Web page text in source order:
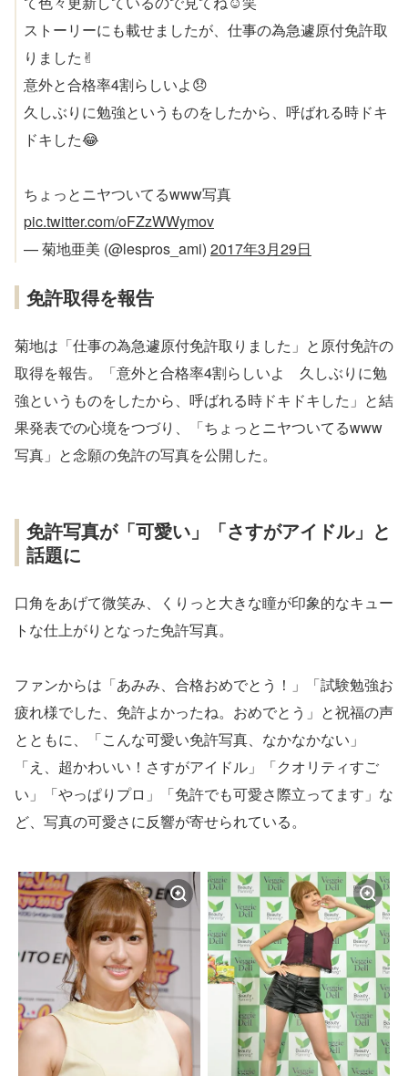
ストーリーにも載せましたが、仕事の為急遽原付免許取
りました✌︎
意外と合格率4割らしいよ😞
久しぶりに勉強というものをしたから、呼ばれる時ドキ
ドキした😂
ちょっとニヤついてるwww写真
pic.twitter.com/oFZzWWymov
— 菊地亜美 (@lespros_ami) 2017年3月29日
免許取得を報告
菊地は「仕事の為急遽原付免許取りました」と原付免許の
取得を報告。「意外と合格率4割らしいよ 久しぶりに勉
強というものをしたから、呼ばれる時ドキドキした」と結
果発表での心境をつづり、「ちょっとニヤついてるwww
写真」と念願の免許の写真を公開した。
免許写真が「可愛い」「さすがアイドル」と
話題に
口角をあげて微笑み、くりっと大きな瞳が印象的なキュー
トな仕上がりとなった免許写真。
ファンからは「あみみ、合格おめでとう！」「試験勉強お
疲れ様でした、免許よかったね。おめでとう」と祝福の声
とともに、「こんな可愛い免許写真、なかなかない」
「え、超かわいい！さすがアイドル」「クオリティすご
い」「やっぱりプロ」「免許でも可愛さ際立ってます」な
ど、写真の可愛さに反響が寄せられている。